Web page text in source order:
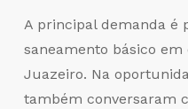
A principal demanda é
saneamento básico
Juazeiro. Na
também conversaram